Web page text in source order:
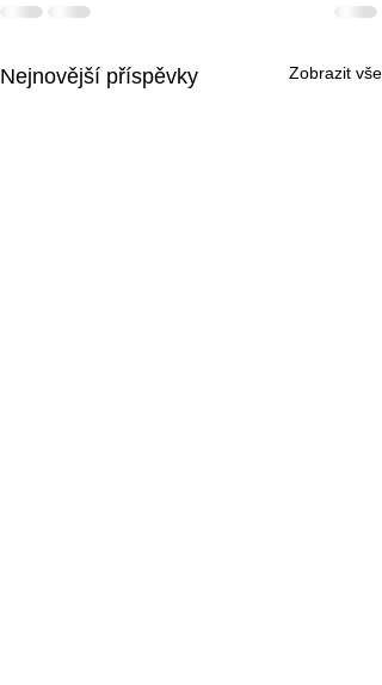
Nejnovější příspěvky Zobrazit vše